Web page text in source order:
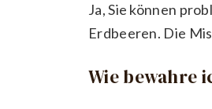
Ja, Sie können
Erdbeeren. Die
Wie bewahre